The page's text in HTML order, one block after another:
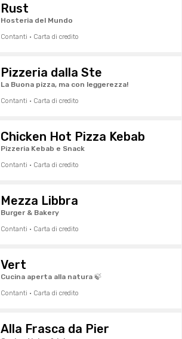
Rust
Hosteria del Mundo
Contanti · Carta di credito
Pizzeria dalla Ste
La Buona pizza, ma con leggerezza!
Contanti · Carta di credito
Chicken Hot Pizza Kebab
Pizzeria Kebab e Snack
Contanti · Carta di credito
Mezza Libbra
Burger & Bakery
Contanti · Carta di credito
Vert
Cucina aperta alla natura 🍃
Contanti · Carta di credito
Alla Frasca da Pier